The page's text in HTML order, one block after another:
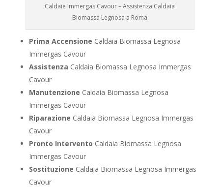
Caldaie Immergas Cavour – Assistenza Caldaia
Biomassa Legnosa a Roma
Prima Accensione Caldaia Biomassa Legnosa
Immergas Cavour
Assistenza Caldaia Biomassa Legnosa Immergas
Cavour
Manutenzione Caldaia Biomassa Legnosa
Immergas Cavour
Riparazione Caldaia Biomassa Legnosa Immergas
Cavour
Pronto Intervento Caldaia Biomassa Legnosa
Immergas Cavour
Sostituzione Caldaia Biomassa Legnosa Immergas
Cavour